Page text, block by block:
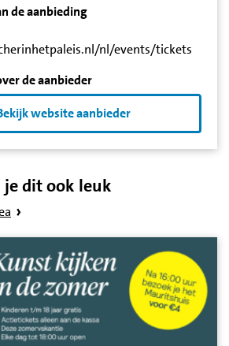
de aanbieding
nl/events/tickets
de aanbieder
website aanbieder
dit ook leuk